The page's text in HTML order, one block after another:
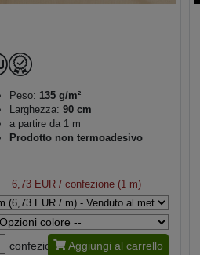
Peso: 135 g/m²
Larghezza: 90 cm
a partire da 1 m
Prodotto non termoadesivo
6,73 EUR/ confezione (1 m)
confezione Aggiungi al carrello